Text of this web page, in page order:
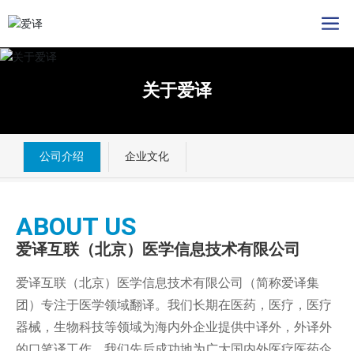
关于爱译
公司介绍 企业文化
ABOUT US
爱译互联（北京）医学信息技术有限公司
爱译互联（北京）医学信息技术有限公司（简称爱译集
团）专注于医学领域翻译。我们长期在医药，医疗，医疗
器械，生物科技等领域为海内外企业提供中译外，外译外